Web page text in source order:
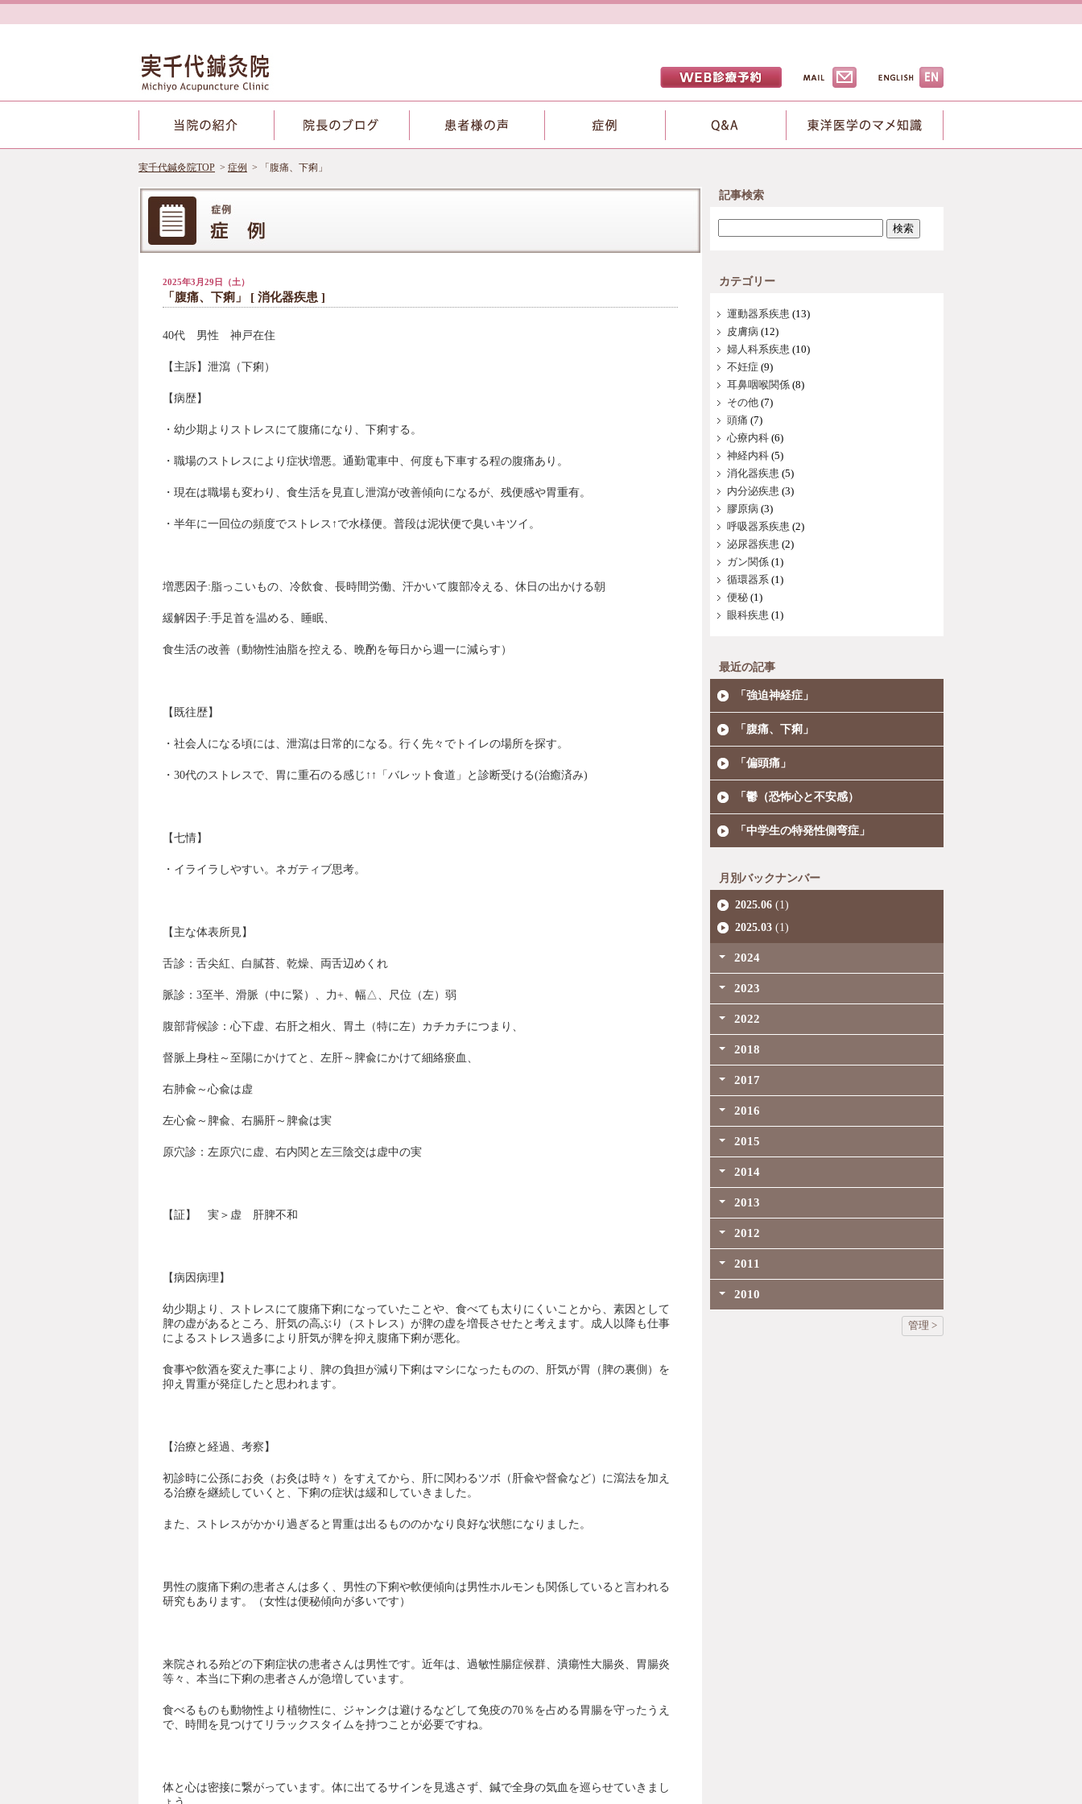
実千代鍼灸院TOP 症例 「腹痛、下痢」
2025年3月29日（土）
「腹痛、下痢」 [ 消化器疾患 ]
40代 男性 神戸在住
【主訴】 泄瀉（下痢）
【病歴】
・幼少期よりストレスにて腹痛になり、下痢する。
・職場のストレスにより症状増悪。通勤電車中、何度も下車する程の腹痛あり。
・現在は職場も変わり、食生活を見直し泄瀉が改善傾向になるが、残便感や胃重有。
・半年に一回位の頻度でストレス↑で水様便。普段は泥状便で臭いキツイ。
増悪因子:脂っこいもの、冷飲食、長時間労働、汗かいて腹部冷える、休日の出かける朝
緩解因子:手足首を温める、睡眠、
食生活の改善（動物性油脂を控える、晩酌を毎日から週一に減らす）
【既往歴】
・社会人になる頃には、泄瀉は日常的になる。行く先々でトイレの場所を探す。
・30代のストレスで、胃に重石のる感じ↑↑「バレット食道」と診断受ける(治癒済み)
【七情】
・イライラしやすい。ネガティブ思考。
【主な体表所見】
舌診：舌尖紅、白膩苔、乾燥、両舌辺めくれ
脈診：3至半、滑脈（中に緊）、力+、幅△、尺位（左）弱
腹部背候診：心下虚、右肝之相火、胃土（特に左）カチカチにつまり、
督脈上身柱～至陽にかけてと、左肝～脾兪にかけて細絡瘀血、
右肺兪～心兪は虚
左心兪～脾兪、右膈肝～脾兪は実
原穴診：左原穴に虚、右内関と左三陰交は虚中の実
【証】 実＞虚 肝脾不和
【病因病理】
幼少期より、ストレスにて腹痛下痢になっていたことや、食べても太りにくいことから、素因として
脾の虚があるところ、肝気の高ぶり（ストレス）が脾の虚を増長させたと考えます。成人以降も仕事
によるストレス過多により肝気が脾を抑え腹痛下痢が悪化。
食事や飲酒を変えた事により、脾の負担が減り下痢はマシになったものの、肝気が胃（脾の裏側）を
抑え胃重が発症したと思われます。
【治療と経過、考察】
初診時に公孫にお灸（お灸は時々）をすえてから、肝に関わるツボ（肝兪や督兪など）に瀉法を加え
る治療を継続していくと、下痢の症状は緩和していきました。
また、ストレスがかかり過ぎると胃重は出るもののかなり良好な状態になりました。
男性の腹痛下痢の患者さんは多く、男性の下痢や軟便傾向は男性ホルモンも関係していると言われる
研究もあります。（女性は便秘傾向が多いです）
来院される殆どの下痢症状の患者さんは男性です。近年は、過敏性腸症候群、潰瘍性大腸炎、胃腸炎
等々、本当に下痢の患者さんが急増しています。
食べるものも動物性より植物性に、ジャンクは避けるなどして免疫の70％を占める胃腸を守ったうえ
で、時間を見つけてリラックスタイムを持つことが必要ですね。
体と心は密接に繋がっています。体に出てるサインを見逃さず、鍼で全身の気血を巡らせていきまし
記事検索
検索
カテゴリー
運動器系疾患 (13)
皮膚病 (12)
婦人科系疾患 (10)
不妊症 (9)
耳鼻咽喉関係 (8)
その他 (7)
頭痛 (7)
心療内科 (6)
神経内科 (5)
消化器疾患 (5)
内分泌疾患 (3)
膠原病 (3)
呼吸器系疾患 (2)
泌尿器疾患 (2)
ガン関係 (1)
循環器系 (1)
便秘 (1)
眼科疾患 (1)
最近の記事
「強迫神経症」
「腹痛、下痢」
「偏頭痛」
「鬱（恐怖心と不安感）
「中学生の特発性側弯症」
月別バックナンバー
2025.06 (1)
2025.03 (1)
2024
2023
2022
2018
2017
2016
2015
2014
2013
2012
2011
2010
管理